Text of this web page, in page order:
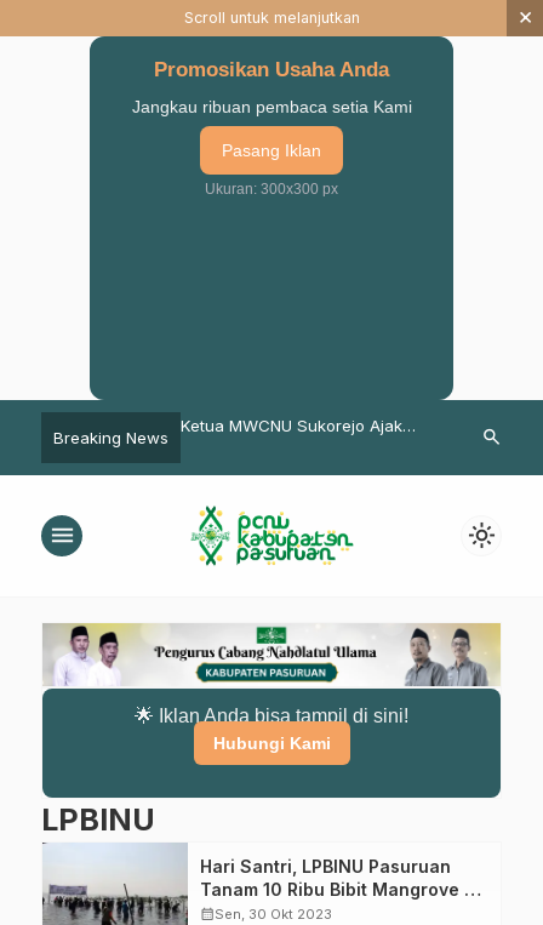
Scroll untuk melanjutkan ×
Promosikan Usaha Anda
Jangkau ribuan pembaca setia Kami
Pasang Iklan
Ukuran: 300x300 px
Breaking News
Ketua MWCNU Sukorejo Ajak
dan Perkuat Madrasah Diniyah
Gerak Batin
Masyayikh
search
menu light_mode
🌟 Iklan Anda bisa tampil di sini!
Hubungi Kami
LPBINU
Hari Santri, LPBINU Pasuruan
Tanam 10 Ribu Bibit Mangrove di
Pantai Rejoso
calendar_monthSen, 30 Okt 2023